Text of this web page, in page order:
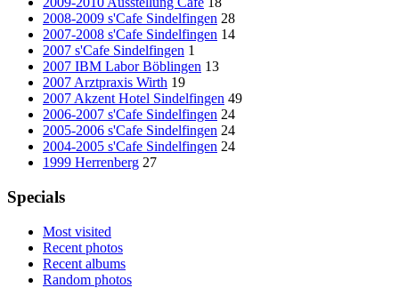
2008-2009 s'Cafe Sindelfingen 28
2007-2008 s'Cafe Sindelfingen 14
2007 s'Cafe Sindelfingen 1
2007 IBM Labor Böblingen 13
2007 Arztpraxis Wirth 19
2007 Akzent Hotel Sindelfingen 49
2006-2007 s'Cafe Sindelfingen 24
2005-2006 s'Cafe Sindelfingen 24
2004-2005 s'Cafe Sindelfingen 24
1999 Herrenberg 27
Specials
Most visited
Recent photos
Recent albums
Random photos